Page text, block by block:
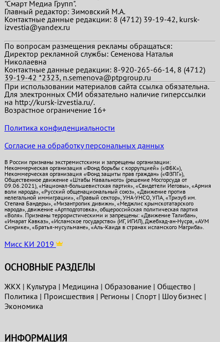
"Смарт Медиа Групп".
Главный редактор:Зимовский М.А.
Контактные данные редакции: 8 (4712) 39-19-42, kursk-
izvestia@yandex.ru
По вопросам размещения рекламы обращаться:
Директор рекламной службы: Семенова Наталья
Николаевна
Контактные данные редакции: 8-920-265-66-14, 8 (4712)
39-19-42 *2323, n.semenova@ptpgroup.ru
При использовании материалов сайта ссылка обязательна.
Для электронных СМИ обязательно наличие гиперссылки
на http://kursk-izvestia.ru/.
Возрастное ограничение 16+
Политика конфиденциальности
Согласие на обработку персональных данных
В России признаны экстремистскими и запрещены организации:
Некоммерческая организация «Фонд борьбы с коррупцией» («ФБК»),
Некоммерческая организация «Фонд защиты прав граждан» («ФЗПГ»),
Общественное движение «Штабы Навального» (решение Мосгорсуда от
09.06.2021), «Национал-большевистская партия», «Свидетели Иеговы», «Армия
воли народа», «Русский общенациональный союз», «Движение против
нелегальной иммиграции», «Правый сектор», УНА-УНСО, УПА, «Тризуб им.
Степана Бандеры», «Мизантропик дивижн», «Меджлис крымскотатарского
народа», движение «Артподготовка», общероссийская политическая партия
«Воля». Признаны террористическими и запрещены: «Движение Талибан»,
«Имарат Кавказ», «Исламское государство» (ИГ, ИГИЛ), Джебхад-ан-Нусра, «АУМ
Синрике», «Братья-мусульмане», «Аль-Каида в странах исламского Магриба».
Мисс КИ 2019
ОСНОВНЫЕ РАЗДЕЛЫ
ЖКХ | Культура | Медицина | Образование| Общество |
Политика | Проиcшествия | Регионы | Спорт| Шоу бизнес|
Экономика
ИНФОРМАЦИЯ